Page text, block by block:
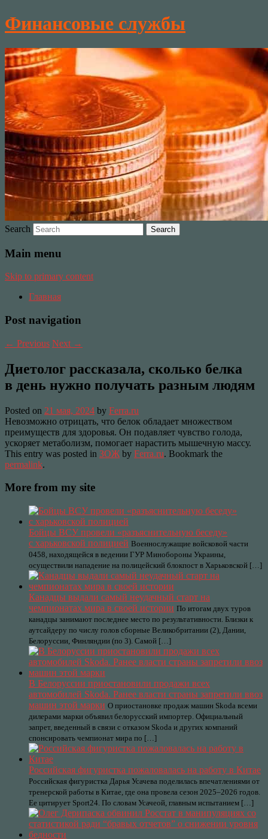
Финансовые службы
Search
Main menu
Skip to primary content
Главная
Post navigation
← Previous Next →
Диетолог рассказала, сколько белка
в день нужно получать разным людям
Posted on 21 мая, 2024 by Ferra.ru
Невозможно отрицать, что белок обладает множеством
преимуществ для здоровья. Он подавляет чувство голода,
ускоряет метаболизм, помогает нарастить мышечную массу.
This entry was posted in ЗОЖ by Ferra.ru. Bookmark the
permalink.
More from my site
Бойцы ВСУ провели «разъяснительную беседу»
с харьковской полицией Военнослужащие войсковой части
0458, находящейся в ведении ГУР Минобороны Украины,
осуществили нападение на полицейский блокпост в Харьковской […]
Канадцы выдали самый неудачный старт на
чемпионатах мира в своей истории По итогам двух туров
канадцы занимают последнее место по результативности. Близки к
аутсайдеру по числу голов сборные Великобритании (2), Дании,
Белоруссии, Финляндии (по 3). Самой […]
В Белоруссии приостановили продажи всех
автомобилей Skoda. Ранее власти страны запретили ввоз
машин этой марки О приостановке продаж машин Skoda всеми
дилерами марки объявил белорусский импортер. Официальный
запрет, введенный в связи с отказом Skoda и других компаний
спонсировать чемпионат мира по […]
Российская фигуристка пожаловалась на работу в Китае
Российская фигуристка Дарья Усачева поделилась впечатлениями от
тренерской работы в Китае, где она провела сезон 2025–2026 годов.
Ее цитирует Sport24. По словам Усачеой, главным испытанием […]